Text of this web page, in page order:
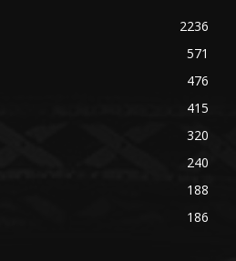
2236
571
476
415
320
240
188
186